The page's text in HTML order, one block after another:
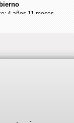
4 años 11 meses